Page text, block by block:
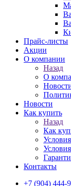
Прайс-листы
Акции
О компании
Назад
О
Новости
Как купить
Назад
Как
Контакты
+7 (904) 444-